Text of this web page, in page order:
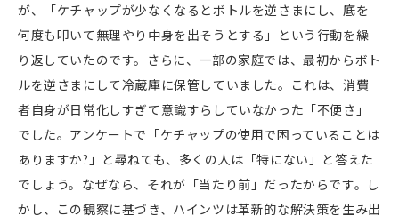
が、「ケチャップが少なくなるとボトルを逆さまにし、底を
何度も叩いて無理やり中身を出そうとする」という行動を繰
り返していたのです。さらに、一部の家庭では、最初からボト
ルを逆さまにして冷蔵庫に保管していました。これは、消費
者自身が日常化しすぎて意識すらしていなかった「不便さ」
でした。アンケートで「ケチャップの使用で困っていることは
ありますか? 」と尋ねても、多くの人は「特にない」と答えた
でしょう。なぜなら、それが「当たり前」だったからです。し
かし、この観察に基づき、ハインツは革新的な解決策を生み出